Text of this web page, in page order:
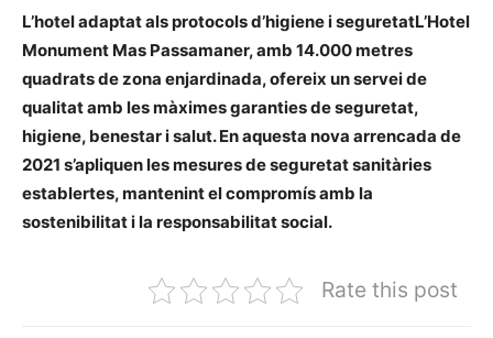
L’hotel adaptat als protocols d’higiene i seguretatL’Hotel
Monument Mas Passamaner, amb 14.000 metres
quadrats de zona enjardinada, ofereix un servei de
qualitat amb les màximes garanties de seguretat,
higiene, benestar i salut. En aquesta nova arrencada de
2021 s’apliquen les mesures de seguretat sanitàries
establertes, mantenint el compromís amb la
sostenibilitat i la responsabilitat social.
Rate this post